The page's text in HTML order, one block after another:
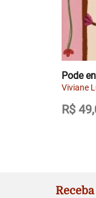
Pode
Viviane
R$